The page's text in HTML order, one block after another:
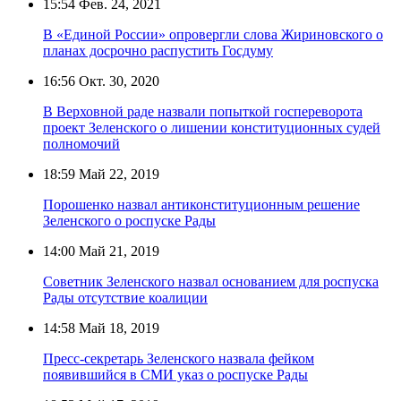
15:54 Фев. 24, 2021
В «Единой России» опровергли слова Жириновского о
планах досрочно распустить Госдуму
16:56 Окт. 30, 2020
В Верховной раде назвали попыткой госпереворота
проект Зеленского о лишении конституционных судей
полномочий
18:59 Май 22, 2019
Порошенко назвал антиконституционным решение
Зеленского о роспуске Рады
14:00 Май 21, 2019
Советник Зеленского назвал основанием для роспуска
Рады отсутствие коалиции
14:58 Май 18, 2019
Пресс-секретарь Зеленского назвала фейком
появившийся в СМИ указ о роспуске Рады